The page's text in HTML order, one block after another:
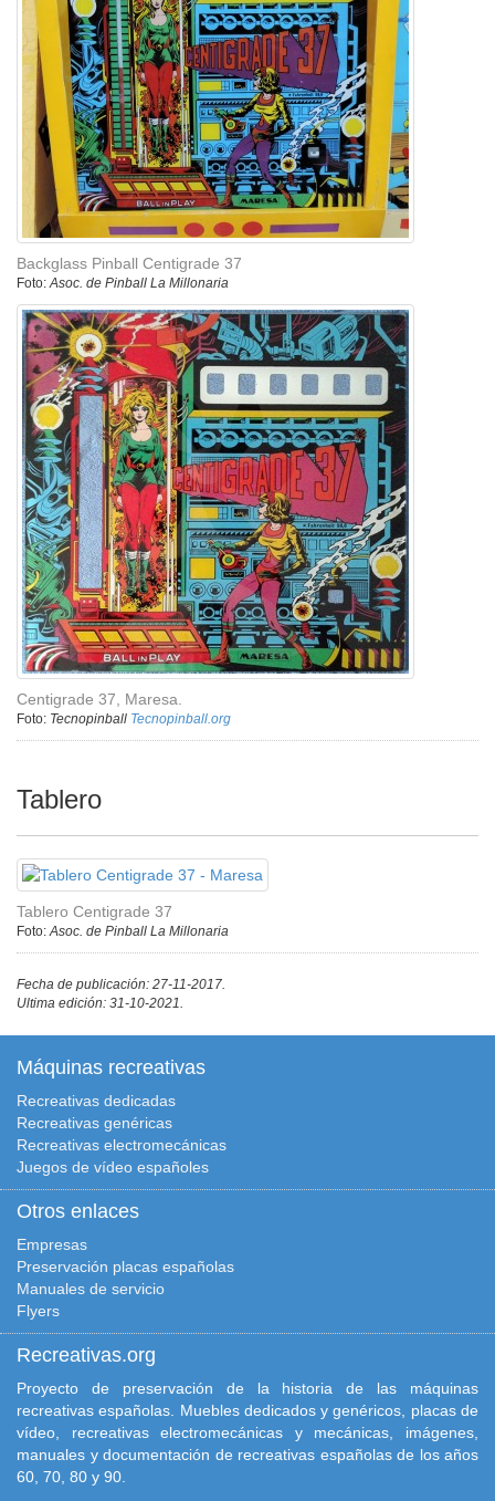
Backglass Pinball Centigrade 37
Foto:Asoc. de Pinball La Millonaria
Centigrade 37, Maresa.
Foto: Tecnopinball Tecnopinball.org
Tablero
Tablero Centigrade 37
Foto:Asoc. de Pinball La Millonaria
Fecha de publicación: 27-11-2017.
Ultima edición: 31-10-2021.
Máquinas recreativas
Recreativas dedicadas
Recreativas genéricas
Recreativas electromecánicas
Juegos de vídeo españoles
Otros enlaces
Empresas
Preservación placas españolas
Manuales de servicio
Flyers
Recreativas.org
Proyecto de preservación de la historia de las máquinas
recreativas españolas. Muebles dedicados y genéricos, placas de
vídeo, recreativas electromecánicas y mecánicas, imágenes,
manuales y documentación de recreativas españolas de los años
60, 70, 80 y 90.